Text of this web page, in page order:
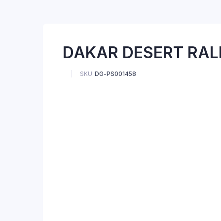
DAKAR DESERT
SKU: DG-PS001458